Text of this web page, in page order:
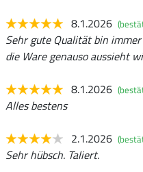
8.1.2026
Sehr gute Qualität bin
die Ware genauso aussieht
8.1.2026
Alles bestens
2.1.2026
Sehr hübsch. Taliert.